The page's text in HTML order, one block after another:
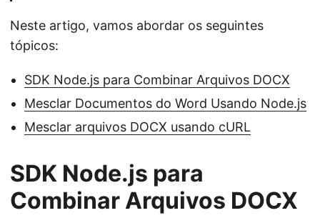
Neste artigo, vamos abordar os seguintes
tópicos:
SDK Node.js para Combinar Arquivos DOCX
Mesclar Documentos do Word Usando Node.js
Mesclar arquivos DOCX usando cURL
SDK Node.js para
Combinar Arquivos DOCX